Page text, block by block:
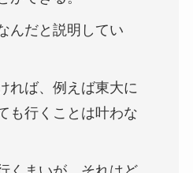
んだと説明してい
れば、例えば東大に
も行くことは叶わな